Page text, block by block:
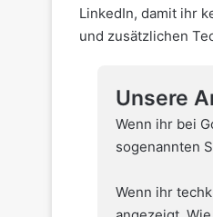
LinkedIn, damit ihr
und zusätzlichen
Unsere
Wenn ihr bei
sogenannten
Wenn ihr